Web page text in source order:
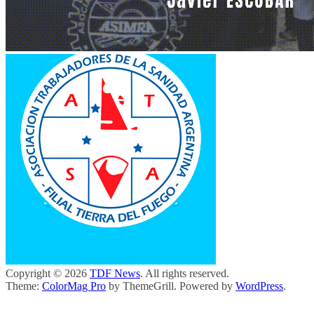
Copyright © 2026 TDF News. All rights reserved.
Theme: ColorMag Pro by ThemeGrill. Powered by WordPress.